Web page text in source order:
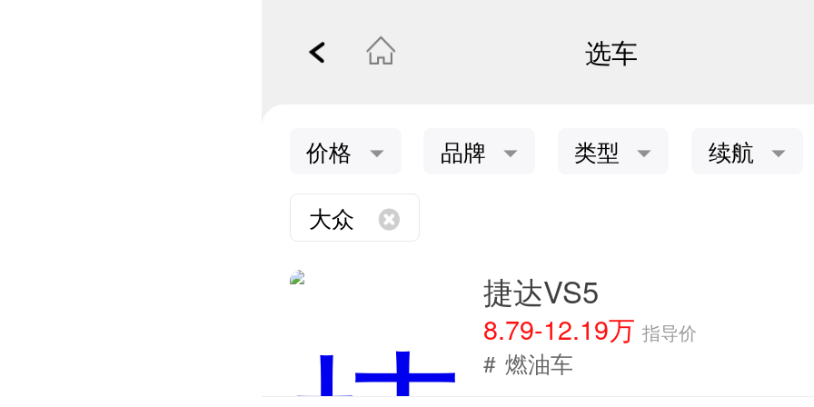
选车
价格 品牌 类型 续航
大众
捷达VS5
8.79-12.19万 指导价
# 燃油车